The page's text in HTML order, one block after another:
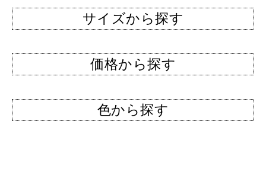
サイズから探す
価格から探す
色から探す